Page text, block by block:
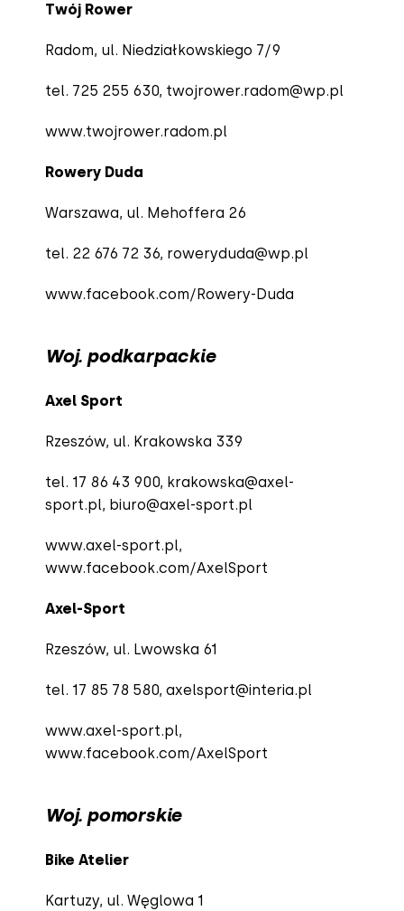
Twój Rower
Radom, ul. Niedziałkowskiego 7/9
tel. 725 255 630, twojrower.radom@wp.pl
www.twojrower.radom.pl
Rowery Duda
Warszawa, ul. Mehoffera 26
tel. 22 676 72 36, roweryduda@wp.pl
www.facebook.com/Rowery-Duda
Woj. podkarpackie
Axel Sport
Rzeszów, ul. Krakowska 339
tel. 17 86 43 900, krakowska@axel-
sport.pl, biuro@axel-sport.pl
www.axel-sport.pl,
www.facebook.com/AxelSport
Axel-Sport
Rzeszów, ul. Lwowska 61
tel. 17 85 78 580, axelsport@interia.pl
www.axel-sport.pl,
www.facebook.com/AxelSport
Woj. pomorskie
Bike Atelier
Kartuzy, ul. Węglowa 1